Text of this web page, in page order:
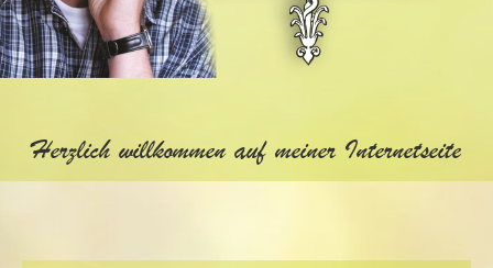
Herzlich willkommen auf meiner Internetseite